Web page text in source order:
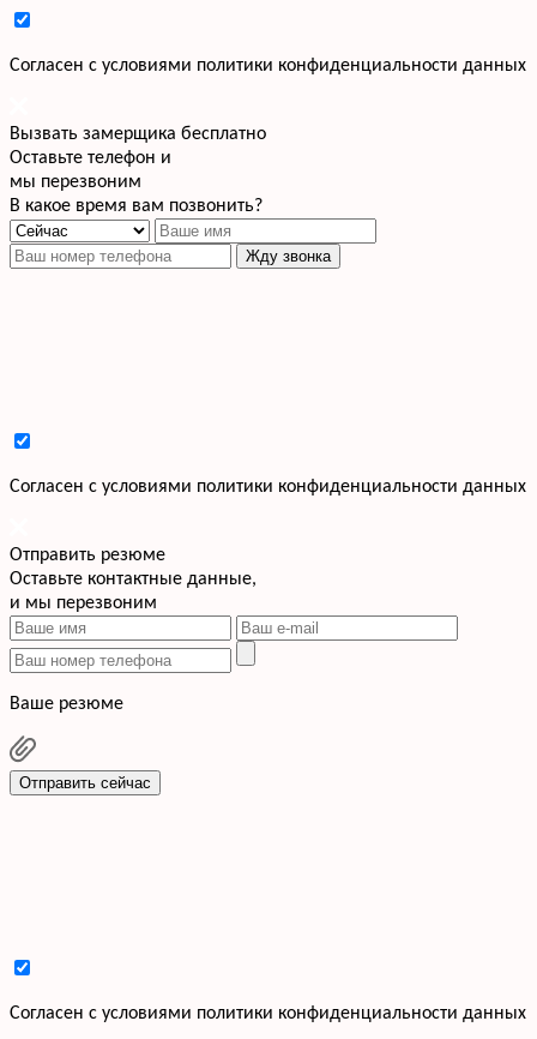
Cогласен с условиями политики конфиденциальности данных
Вызвать замерщика бесплатно
Оставьте телефон и
мы перезвоним
В какое время вам позвонить?
Жду звонка
Cогласен с условиями политики конфиденциальности данных
Отправить резюме
Оставьте контактные данные,
и мы перезвоним
Ваше резюме
Отправить сейчас
Cогласен с условиями политики конфиденциальности данных